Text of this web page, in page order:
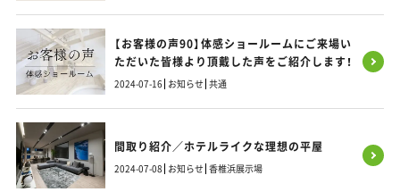
【お客様の声90】体感ショールームにご来場い
ただいた皆様より頂戴した声をご紹介します！
2024-07-16 お知らせ 共通
間取り紹介／ホテルライクな理想の平屋
2024-07-08 お知らせ 香椎浜展示場